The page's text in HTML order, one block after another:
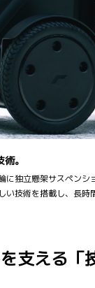
。
に独立懸架サスペンシ
い技術を搭載し、長時
支える「